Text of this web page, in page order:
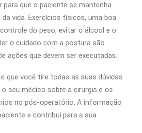
para que o paciente se mantenha
vida. Exercícios físicos, uma boa
do peso, evitar o álcool e o
o cuidado com a postura são
ações que devem ser executadas.
que você tire todas as suas dúvidas
seu médico sobre a cirurgia e os
no pós-operatório. A informação
e contribui para a sua